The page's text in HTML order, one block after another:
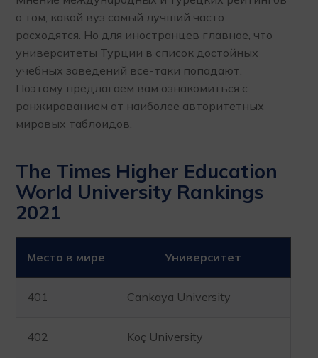
о том, какой вуз самый лучший часто
расходятся. Но для иностранцев главное, что
университеты Турции в список достойных
учебных заведений все-таки попадают.
Поэтому предлагаем вам ознакомиться с
ранжированием от наиболее авторитетных
мировых таблоидов.
The Times Higher Education
World University Rankings
2021
Место в мире Университет
401 Cankaya University
402 Koç University